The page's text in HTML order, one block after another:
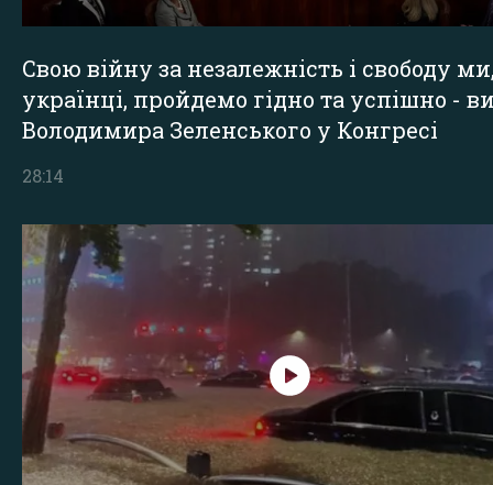
Свою війну за незалежність і свободу
українці, пройдемо гідно та успішно -
Володимира Зеленського у Конгресі
28:14